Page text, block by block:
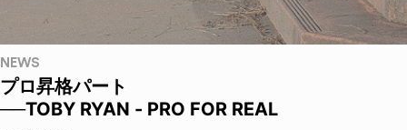
NEWS
プロ昇格パート
──TOBY RYAN - PRO FOR REAL